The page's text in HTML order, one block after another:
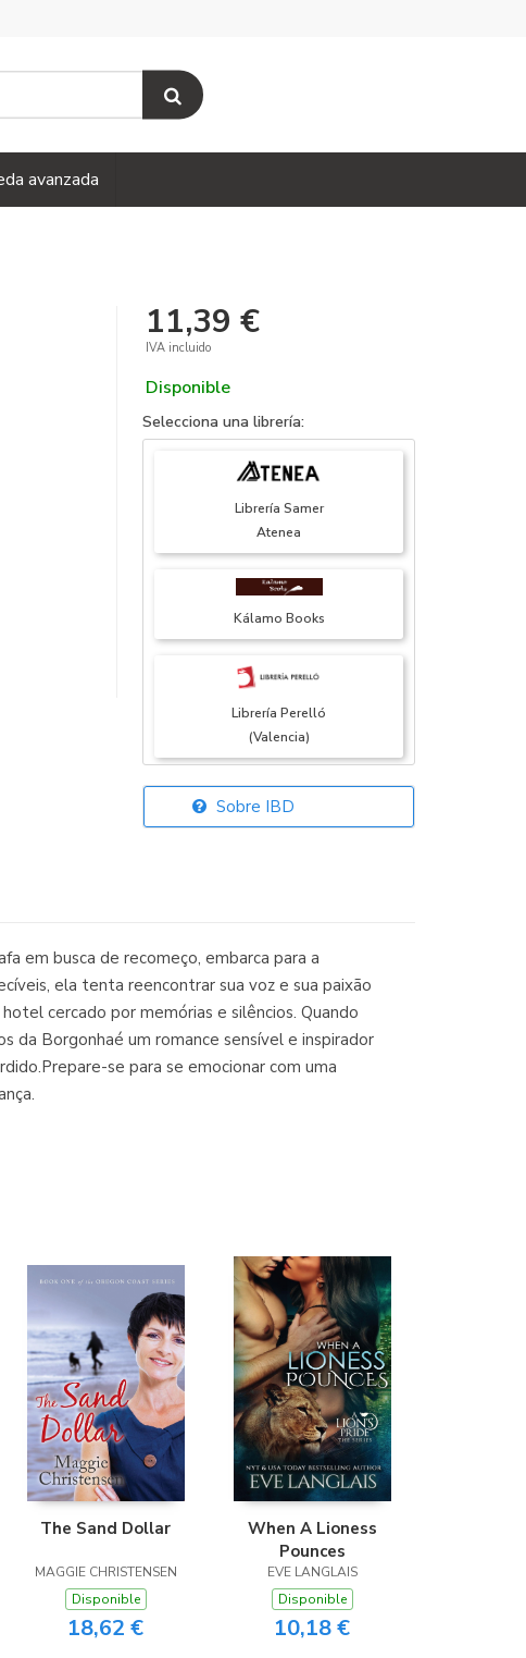
avanzada
11,39 €
IVA incluido
Disponible
Selecciona una librería:
Librería Samer
Atenea
Kálamo Books
Librería Perelló
(Valencia)
Librería Elías
Sobre IBD
em busca de recomeço, embarca para a
ela tenta reencontrar sua voz e sua paixão
cercado por memórias e silêncios. Quando
da Borgonhaé um romance sensível e inspirador
se para se emocionar com uma
The Sand Dollar
MAGGIE CHRISTENSEN
Disponible
18,62 €
When A Lioness
Pounces
EVE LANGLAIS
Disponible
10,18 €